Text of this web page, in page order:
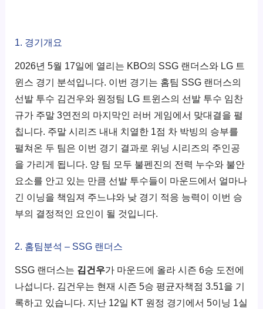
1. 경기개요
2026년 5월 17일에 열리는 KBO의 SSG 랜더스와 LG 트
윈스 경기 분석입니다. 이번 경기는 홈팀 SSG 랜더스의
선발 투수 김건우와 원정팀 LG 트윈스의 선발 투수 임찬
규가 주말 3연전의 마지막인 러버 게임에서 맞대결을 펼
칩니다. 주말 시리즈 내내 치열한 1점 차 박빙의 승부를
펼쳐온 두 팀은 이번 경기 결과로 위닝 시리즈의 주인공
을 가리게 됩니다. 양 팀 모두 불펜진의 전력 누수와 불안
요소를 안고 있는 만큼 선발 투수들이 마운드에서 얼마나
긴 이닝을 책임져 주느냐와 낮 경기 적응 능력이 이번 승
부의 결정적인 요인이 될 것입니다.
2. 홈팀분석 – SSG 랜더스
SSG 랜더스는 김건우가 마운드에 올라 시즌 6승 도전에
나섭니다. 김건우는 현재 시즌 5승 평균자책점 3.51을 기
록하고 있습니다. 지난 12일 KT 원정 경기에서 5이닝 1실